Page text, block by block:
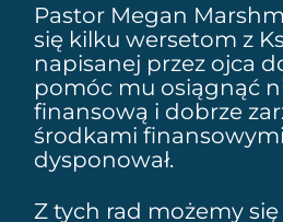
Pastor Megan
się kilku wersetom z
napisanej przez ojca
pomóc mu osiągnąć
finansową i dobrze
środkami
dysponował.
Z tych rad możemy